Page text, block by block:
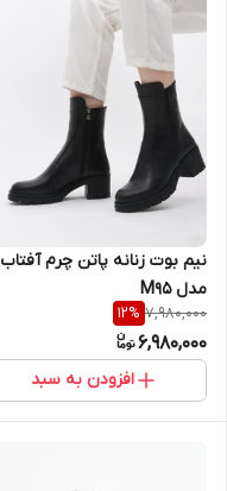
نیم بوت زنانه پاتن چرم آفتاب
مدل M95
7,980,000
12%
6,980,000
افزودن به سبد